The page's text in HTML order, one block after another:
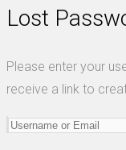
Lost
Please enter your
receive a link to